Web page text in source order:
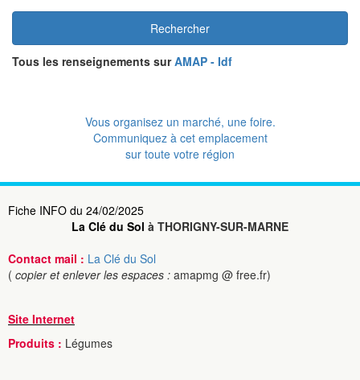
Rechercher
Tous les renseignements surAMAP - Idf
Vous organisez un marché, une foire.
Communiquez à cet emplacement
sur toute votre région
Fiche INFO du 24/02/2025
La Clé du Sol à THORIGNY-SUR-MARNE
Contact mail : La Clé du Sol
( copier et enlever les espaces : amapmg @ free.fr)
Site Internet
Produits : Légumes